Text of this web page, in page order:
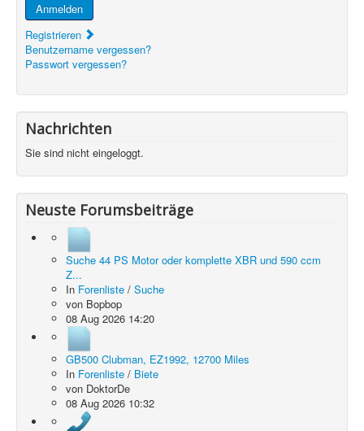
Anmelden
Registrieren
Benutzername vergessen?
Passwort vergessen?
Nachrichten
Sie sind nicht eingeloggt.
Neuste Forumsbeiträge
Suche 44 PS Motor oder komplette XBR und 590 ccm
Z...
In Forenliste / Suche
von Bopbop
08 Aug 2026 14:20
GB500 Clubman, EZ1992, 12700 Miles
In Forenliste / Biete
von DoktorDe
08 Aug 2026 10:32